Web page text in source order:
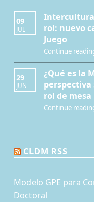
09
JUL
rol: nuevo
Juego
Continue
29
JUN
¿Qué es la
perspectiva
rol de mesa
Continue
CLDM RSS
Modelo GPE para
Doctoral